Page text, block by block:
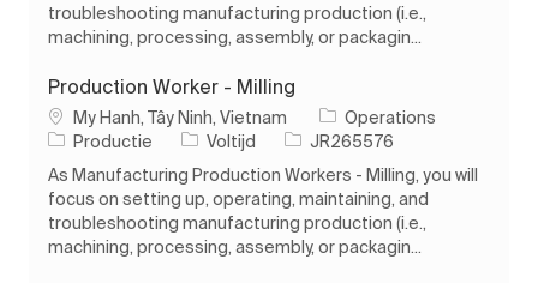
troubleshooting manufacturing production (i.e.,
machining, processing, assembly, or packagin...
Production Worker - Milling
PlaatsMy Hanh, Tây Ninh, Vietnam
Operations
Categorie
Productie Soort baan
Voltijd Taak-ID
JR265576
As Manufacturing Production Workers - Milling, you will
focus on setting up, operating, maintaining, and
troubleshooting manufacturing production (i.e.,
machining, processing, assembly, or packagin...